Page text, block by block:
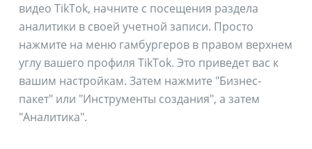
видео TikTok, начните с посещения раздела
аналитики в своей учетной записи. Просто
нажмите на меню гамбургеров в правом верхнем
углу вашего профиля TikTok. Это приведет вас к
вашим настройкам. Затем нажмите "Бизнес-
пакет" или "Инструменты создания", а затем
"Аналитика".